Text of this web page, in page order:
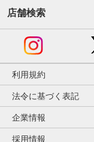
店舗検索
利用規約
法令に基づく表記
企業情報
採用情報